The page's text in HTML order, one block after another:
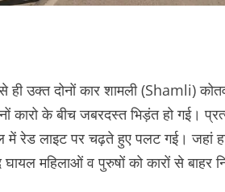
ही उक्त दोनों कार शामली (Shamli)
कारो के बीच जबरदस्त भिड़ंत हो गई।
में रेड लाइट पर चढ़ते हुए पलट गई।
महिलाओं व पुरुषों को कारों से बाहर